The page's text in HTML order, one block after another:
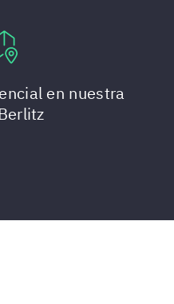
en nuestra